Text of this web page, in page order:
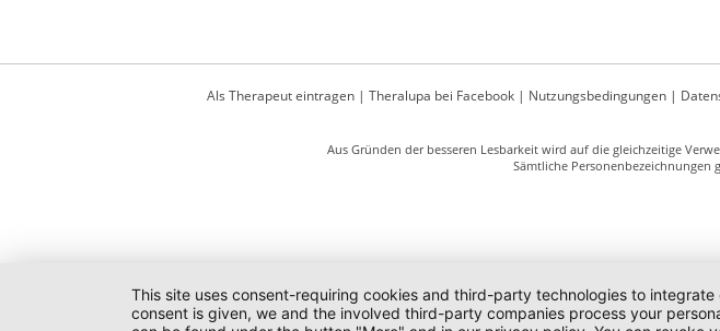
Als Therapeut eintragen| Theralupa bei Facebook| Nutzungsbedingungen|
Aus Gründen der besseren Lesbarkeit wird auf die gleichzeitige
Sämtliche Personenbezeichnungen
This site uses consent-requiring cookies and third-party technologies to
consent is given, we and the involved third-party companies process your